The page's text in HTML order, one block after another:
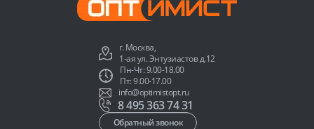
г. Москва,
1-ая ул. Энтузиастов д.12
Пн-Чт: 9.00-18.00
Пт: 9.00-17.00
info@optimistopt.ru
8 495 363 74 31
Обратный звонок